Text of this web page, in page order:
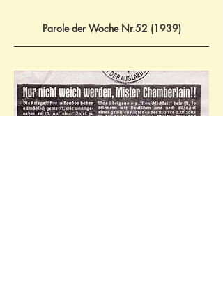
Parole der Woche Nr.52 (1939)